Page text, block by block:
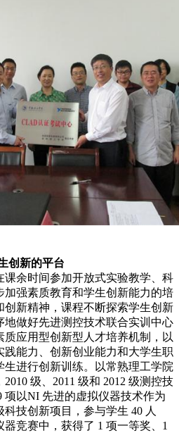
创新的平台
余时间参加开放式实验教学、科
强素质教育和学生创新能力的培
创新精神，课程不断探索学生创新
做好先进测控技术联合实训中心
应用型创新型人才培养机制，以
能力、创新创业能力和大学生职
进行创新训练。以常熟理工学院
级、2011 级和 2012 级测控技
项以NI 先进的虚拟仪器技术作为
技创新项目，参与学生 40 人
竞赛中，获得了 1 项一等奖、1